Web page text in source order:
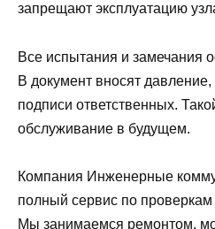
запрещают эксплуатацию
Все испытания и замечания
В документ вносят
подписи ответственных.
обслуживание в будущем.
Компания Инженерные
полный сервис по
Мы занимаемся ремонтом,